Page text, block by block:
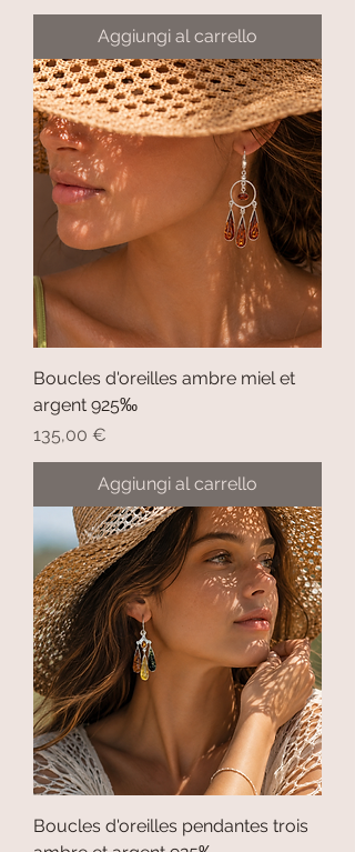
Aggiungi al carrello
Boucles d'oreilles ambre miel et
argent 925‰
Prezzo
135,00 €
Aggiungi al carrello
Boucles d'oreilles pendantes trois